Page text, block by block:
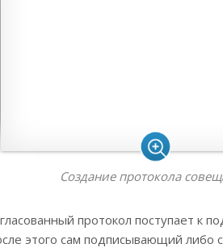
Создание протокола
протокол поступает к
этого сам подписывающий либо